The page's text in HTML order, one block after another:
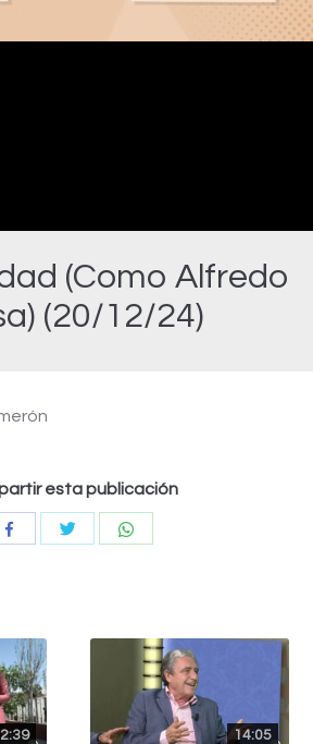
(Como Alfredo
(20/12/24)
Video
esta publicación
CompartirCompartir
2:39 14:05